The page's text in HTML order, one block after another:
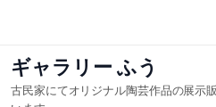
ス
キ
ギャラリー ふう
古民家にてオリジナル陶芸作品の展示